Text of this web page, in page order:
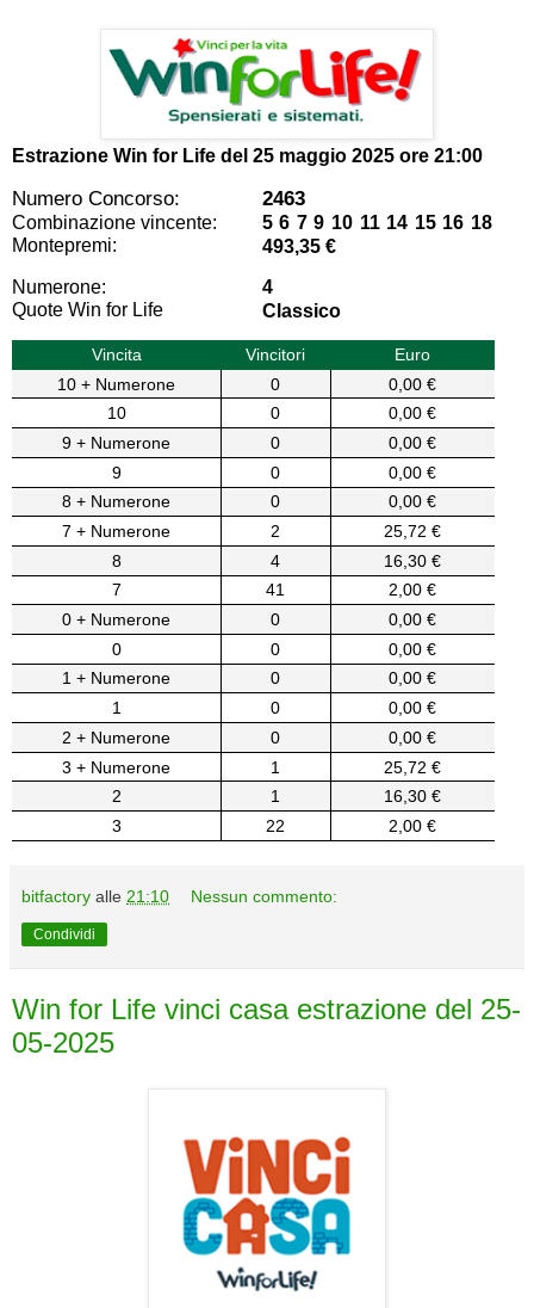
Estrazione Win for Life del 25 maggio 2025 ore 21:00
Numero Concorso: 2463
Combinazione vincente:
5 6 7 9 10 11 14 15 16 18
Montepremi:
493,35 €
Numerone:
4
Quote Win for Life
Classico
Vincita Vincitori
Euro
10 + Numerone
0
0,00 €
10
0
0,00 €
9 + Numerone
0
0,00 €
9
0
0,00 €
8 + Numerone
0
0,00 €
7 + Numerone
2
25,72 €
8
4
16,30 €
7
41
2,00 €
0 + Numerone
0
0,00 €
0
0
0,00 €
1 + Numerone
0
0,00 €
1
0
0,00 €
2 + Numerone
0
0,00 €
3 + Numerone
1
25,72 €
2
1
16,30 €
3
22 2,00 €
bitfactory alle 21:10 Nessun commento:
Condividi
Win for Life vinci casa estrazione del 25-
05-2025